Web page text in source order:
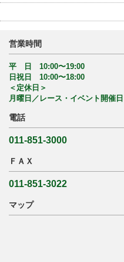
営業時間
平 日 10:00〜19:00
日祝日 10:00〜18:00
＜定休日＞
月曜日／レース・イベント開催日
電話
011-851-3000
ＦＡＸ
011-851-3022
マップ